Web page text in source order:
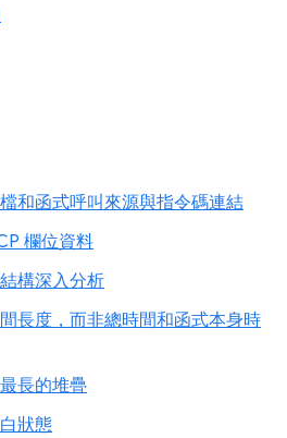
和函式呼叫來源與指令碼連結
欄位資料
構深入分析
長度，而非總時間和函式本身時
長的堆疊
狀態